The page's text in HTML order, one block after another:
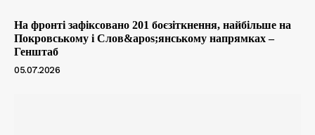
На фронті зафіксовано 201 боєзіткнення, найбільше на
Покровському і Слов&apos;янському напрямках –
Генштаб
05.07.2026